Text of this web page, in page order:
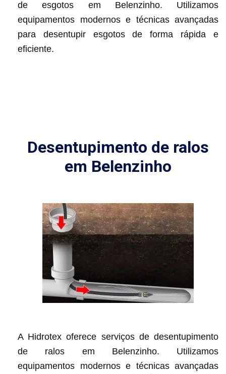
de esgotos em Belenzinho. Utilizamos
equipamentos modernos e técnicas avançadas
para desentupir esgotos de forma rápida e
eficiente.
Desentupimento de ralos
em Belenzinho
A Hidrotex oferece serviços de desentupimento
de ralos em Belenzinho. Utilizamos
equipamentos modernos e técnicas avançadas